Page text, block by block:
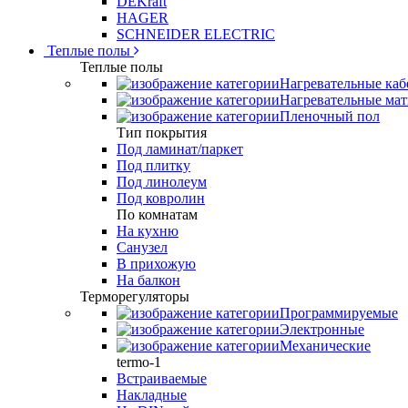
HAGER
SCHNEIDER ELECTRIC
Теплые полы
Теплые полы
Нагревательные
Нагревательные
Пленочный пол
Тип покрытия
Под ламинат/паркет
Под плитку
Под линолеум
Под ковролин
По комнатам
На кухню
Санузел
В прихожую
На балкон
Терморегуляторы
Программируемые
Электронные
Механические
termo-1
Встраиваемые
Накладные